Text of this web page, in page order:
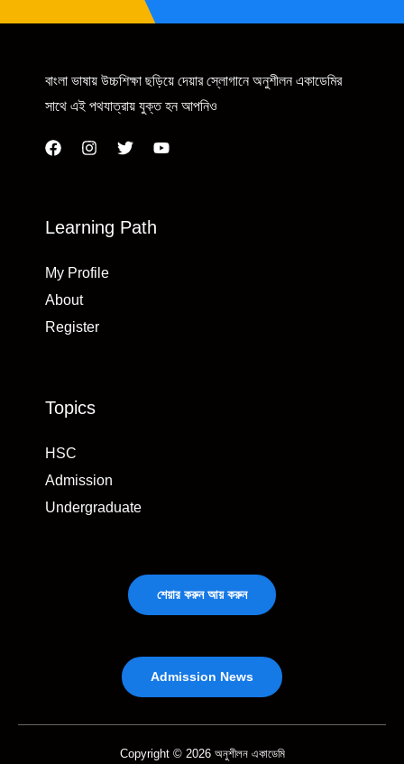
বাংলা ভাষায় উচ্চশিক্ষা ছড়িয়ে দেয়ার স্লোগানে অনুশীলন একাডেমির
সাথে এই পথযাত্রায় যুক্ত হন আপনিও
Learning Path
My Profile
About
Register
Topics
HSC
Admission
Undergraduate
শেয়ার করুন আয় করুন
Admission News
Copyright © 2026 অনুশীলন একাডেমি